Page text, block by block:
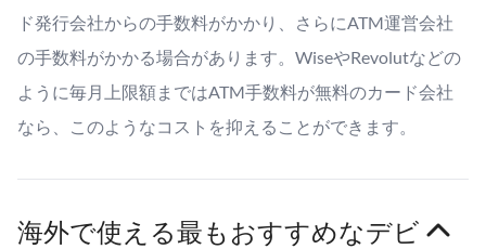
ド発行会社からの手数料がかかり、さらにATM運営会社
の手数料がかかる場合があります。WiseやRevolutなどの
ように毎月上限額まではATM手数料が無料のカード会社
なら、このようなコストを抑えることができます。
海外で使える最もおすすめなデビ